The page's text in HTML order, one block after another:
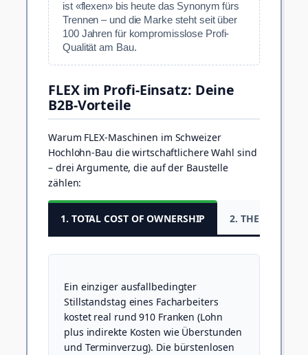
ist «flexen» bis heute das Synonym fürs
Trennen – und die Marke steht seit über
100 Jahren für kompromisslose Profi-
Qualität am Bau.
FLEX im Profi-Einsatz: Deine
B2B-Vorteile
Warum FLEX-Maschinen im Schweizer
Hochlohn-Bau die wirtschaftlichere Wahl sind
– drei Argumente, die auf der Baustelle
zählen:
1. TOTAL COST OF OWNERSHIP 2. THERMA-
Ein einziger ausfallbedingter
Stillstandstag eines Facharbeiters
kostet real rund 910 Franken (Lohn
plus indirekte Kosten wie Überstunden
und Terminverzug). Die bürstenlosen